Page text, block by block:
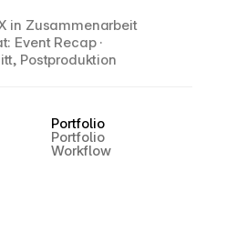
in Zusammenarbeit
Event Recap ·
Postproduktion
Portfolio
Portfolio
Workflow